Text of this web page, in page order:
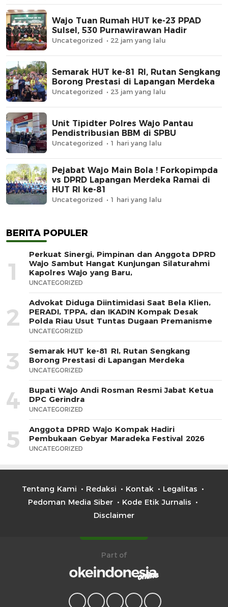
Wajo Tuan Rumah HUT ke-23 PPAD
Sulsel, 530 Purnawirawan Hadir
Uncategorized 22 jam yang lalu
Semarak HUT ke-81 RI, Rutan Sengkang
Borong Prestasi di Lapangan Merdeka
Uncategorized 23 jam yang lalu
Unit Tipidter Polres Wajo Pantau
Pendistribusian BBM di SPBU
Uncategorized 1 hari yang lalu
Pejabat Wajo Main Bola ! Forkopimpda
vs DPRD Lapangan Merdeka Ramai di
HUT RI ke-81
Uncategorized 1 hari yang lalu
BERITA POPULER
1
Perkuat Sinergi, Pimpinan dan Anggota DPRD
Wajo Sambut Hangat Kunjungan Silaturahmi
Kapolres Wajo yang Baru,
UNCATEGORIZED
2
Advokat Diduga Diintimidasi Saat Bela Klien,
PERADI, TPPA, dan IKADIN Kompak Desak
Polda Riau Usut Tuntas Dugaan Premanisme
UNCATEGORIZED
3
Semarak HUT ke-81 RI, Rutan Sengkang
Borong Prestasi di Lapangan Merdeka
UNCATEGORIZED
4
Bupati Wajo Andi Rosman Resmi Jabat Ketua
DPC Gerindra
UNCATEGORIZED
5
Anggota DPRD Wajo Kompak Hadiri
Pembukaan Gebyar Maradeka Festival 2026
UNCATEGORIZED
Tentang Kami Redaksi Kontak
Legalitas
Pedoman Media Siber
Kode Etik Jurnalis
Disclaimer
Part of